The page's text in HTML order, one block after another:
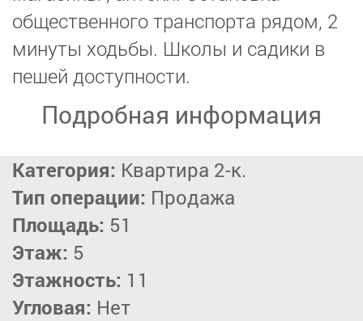
общественного транспорта рядом, 2
минуты ходьбы. Школы и садики в
пешей доступности.
Подробная информация
Категория: Квартира 2-к.
Тип операции: Продажа
Площадь: 51
Этаж: 5
Этажность: 11
Угловая: Нет